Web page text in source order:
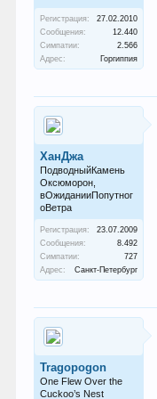
Регистрация:
27.02.2010
Сообщения:
12.440
Симпатии:
2.566
Адрес:
Горгиппия
ХанДжа
ПодводныйКамень
Оксюморон,
вОжиданииПопутног
оВетра
Регистрация:
23.07.2009
Сообщения:
8.492
Симпатии:
727
Адрес:
Санкт-Петербург
Tragopogon
One Flew Over the
Cuckoo’s Nest